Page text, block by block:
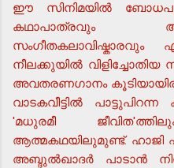
ഈ സിനിമയില്‍
കഥാപാത്രവും
നീലക്കുയില്‍ വിളിച്ചോതിയ
അവതരണഗാനം
വാടകവീട്ടില്‍
'മധുരമീ
ആത്മകഥയിലുമുണ്ട്. ഹാജി
അബ്ദുല്‍ഖാദര്‍ പാടാന്‍